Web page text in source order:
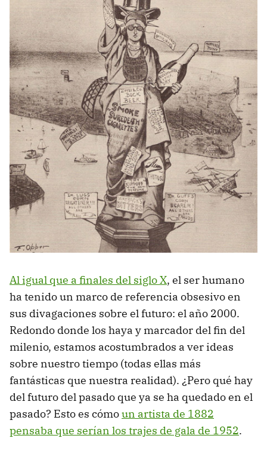
Al igual que a finales del siglo X, el ser humano
ha tenido un marco de referencia obsesivo en
sus divagaciones sobre el futuro: el año 2000.
Redondo donde los haya y marcador del fin del
milenio, estamos acostumbrados a ver ideas
sobre nuestro tiempo (todas ellas más
fantásticas que nuestra realidad). ¿Pero qué hay
del futuro del pasado que ya se ha quedado en el
pasado? Esto es cómoun artista de 1882
pensaba que serían los trajes de gala de 1952.